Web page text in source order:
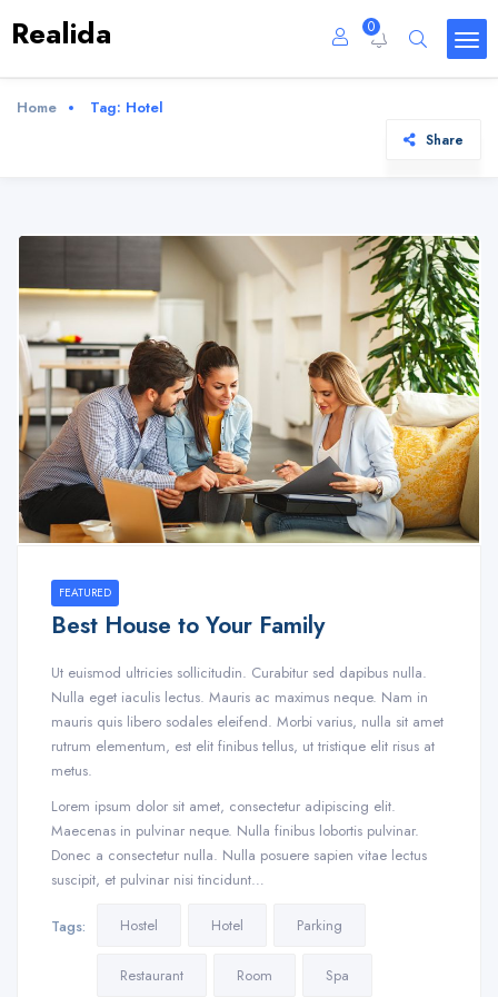
Realida 0
Home Tag: Hotel
Share
FEATURED
Best House to Your Family
Ut euismod ultricies sollicitudin. Curabitur sed dapibus nulla.
Nulla eget iaculis lectus. Mauris ac maximus neque. Nam in
mauris quis libero sodales eleifend. Morbi varius, nulla sit amet
rutrum elementum, est elit finibus tellus, ut tristique elit risus at
metus.
Lorem ipsum dolor sit amet, consectetur adipiscing elit.
Maecenas in pulvinar neque. Nulla finibus lobortis pulvinar.
Donec a consectetur nulla. Nulla posuere sapien vitae lectus
suscipit, et pulvinar nisi tincidunt…
Tags: Hostel Hotel Parking
Restaurant Room Spa